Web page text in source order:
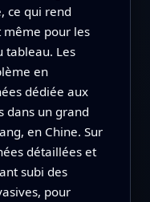
ce qui rend
pour les
tableau. Les
en
dédiée aux
dans un grand
en Chine. Sur
détaillées et
subi des
pour